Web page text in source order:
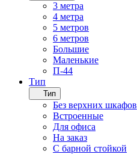
3 метра
4 метра
5 метров
6 метров
Большие
Маленькие
П-44
Тип
Тип
Без верхних шкафов
Встроенные
Для офиса
На заказ
С барной стойкой